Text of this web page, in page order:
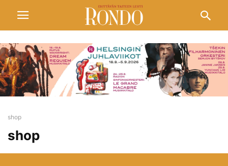
shop
shop